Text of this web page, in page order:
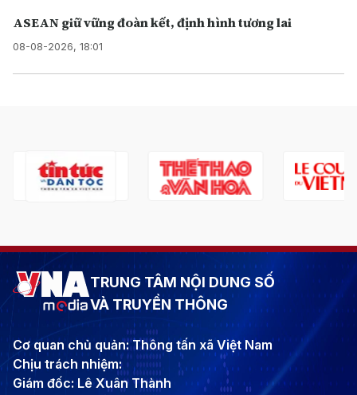
ASEAN giữ vững đoàn kết, định hình tương lai
08-08-2026, 18:01
TRUNG TÂM NỘI DUNG SỐ
VÀ TRUYỀN THÔNG
Cơ quan chủ quản: Thông tấn xã Việt Nam
Chịu trách nhiệm:
Giám đốc: Lê Xuân Thành